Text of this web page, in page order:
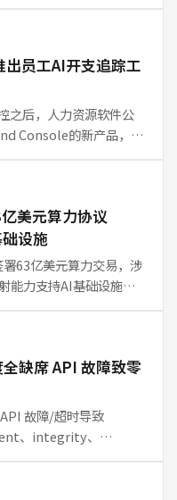
员工AI开支追踪工
之后，人力资源软件公
Console的新产品，帮
美元算力协议
设施
63亿美元算力交易，涉
力支持AI基础设施。
缺席 API 故障致零
故障/超时导致
、integrity、